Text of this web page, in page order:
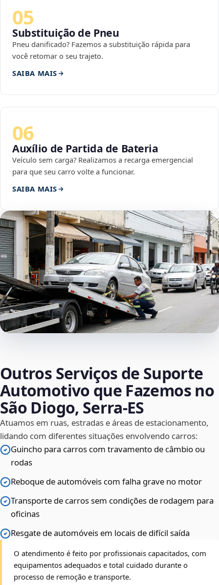
05
Substituição de Pneu
Pneu danificado? Fazemos a substituição rápida para
você retomar o seu trajeto.
SAIBA MAIS
06
Auxílio de Partida de Bateria
Veículo sem carga? Realizamos a recarga emergencial
para que seu carro volte a funcionar.
SAIBA MAIS
Outros Serviços de Suporte
Automotivo que Fazemos no
São Diogo, Serra‑ES
Atuamos em ruas, estradas e áreas de estacionamento,
lidando com diferentes situações envolvendo carros:
Guincho para carros com travamento de câmbio ou
rodas
Reboque de automóveis com falha grave no motor
Transporte de carros sem condições de rodagem para
oficinas
Resgate de automóveis em locais de difícil saída
O atendimento é feito por profissionais capacitados, com
equipamentos adequados e total cuidado durante o
processo de remoção e transporte.